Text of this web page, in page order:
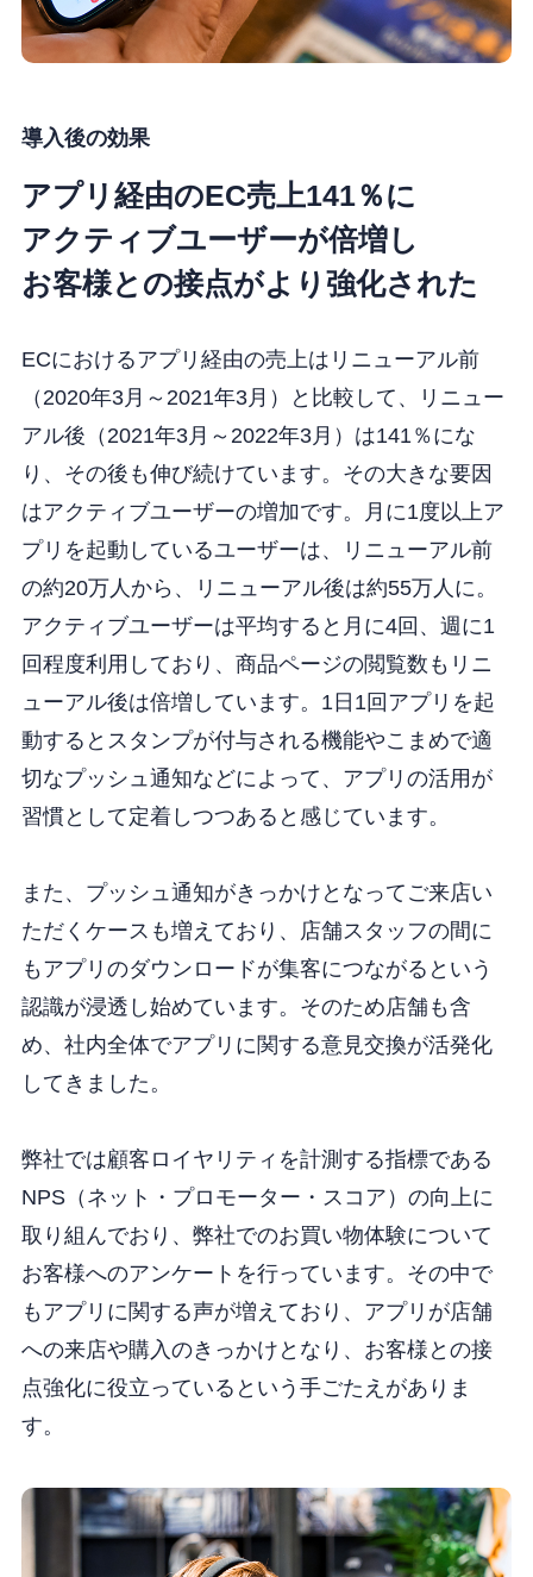
導入後の効果
アプリ経由のEC売上141％に
アクティブユーザーが倍増し
お客様との接点がより強化された
ECにおけるアプリ経由の売上はリニューアル前
（2020年3月～2021年3月）と比較して、リニュー
アル後（2021年3月～2022年3月）は141％にな
り、その後も伸び続けています。その大きな要因
はアクティブユーザーの増加です。月に1度以上ア
プリを起動しているユーザーは、リニューアル前
の約20万人から、リニューアル後は約55万人に。
アクティブユーザーは平均すると月に4回、週に1
回程度利用しており、商品ページの閲覧数もリニ
ューアル後は倍増しています。1日1回アプリを起
動するとスタンプが付与される機能やこまめで適
切なプッシュ通知などによって、アプリの活用が
習慣として定着しつつあると感じています。
また、プッシュ通知がきっかけとなってご来店い
ただくケースも増えており、店舗スタッフの間に
もアプリのダウンロードが集客につながるという
認識が浸透し始めています。そのため店舗も含
め、社内全体でアプリに関する意見交換が活発化
してきました。
弊社では顧客ロイヤリティを計測する指標である
NPS（ネット・プロモーター・スコア）の向上に
取り組んでおり、弊社でのお買い物体験について
お客様へのアンケートを行っています。その中で
もアプリに関する声が増えており、アプリが店舗
への来店や購入のきっかけとなり、お客様との接
点強化に役立っているという手ごたえがありま
す。